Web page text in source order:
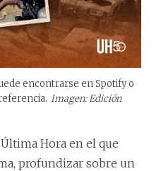
encontrarse en Spotify o
Imagen: Edición
Hora en el que
profundizar sobre un